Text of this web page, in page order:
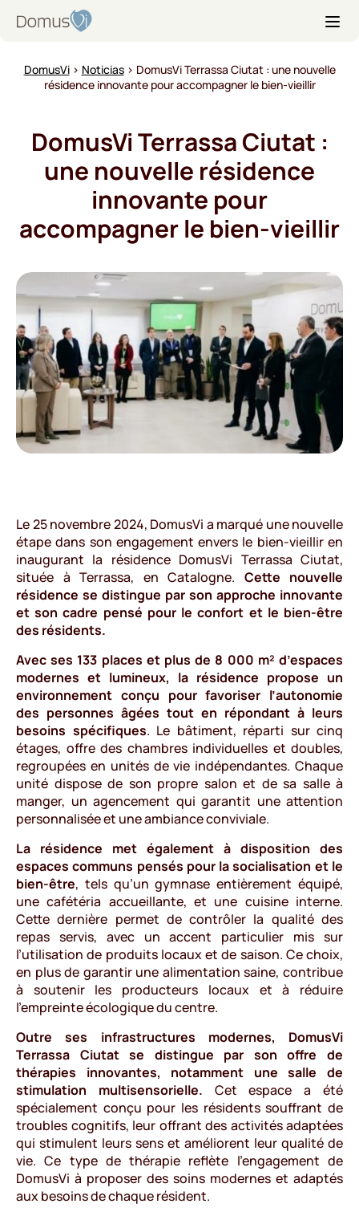
D
u
s
DomusVi› Noticias› DomusVi Terrassa Ciutat : une nouvelle
résidence innovante pour accompagner le bien-vieillir
DomusVi Terrassa Ciutat :
une nouvelle résidence
innovante pour
accompagner le bien-vieillir
Le 25 novembre 2024, DomusVi a marqué une nouvelle
étape dans son engagement envers le bien-vieillir en
inaugurant la résidence DomusVi Terrassa Ciutat,
située à Terrassa, en Catalogne. Cette nouvelle
résidence se distingue par son approche innovante
et son cadre pensé pour le confort et le bien-être
des résidents.
Avec ses 133 places et plus de 8 000 m² d’espaces
modernes et lumineux, la résidence propose un
environnement conçu pour favoriser l’autonomie
des personnes âgées tout en répondant à leurs
besoins spécifiques. Le bâtiment, réparti sur cinq
étages, offre des chambres individuelles et doubles,
regroupées en unités de vie indépendantes. Chaque
unité dispose de son propre salon et de sa salle à
manger, un agencement qui garantit une attention
personnalisée et une ambiance conviviale.
La résidence met également à disposition des
espaces communs pensés pour la socialisation et le
bien-être, tels qu’un gymnase entièrement équipé,
une cafétéria accueillante, et une cuisine interne.
Cette dernière permet de contrôler la qualité des
repas servis, avec un accent particulier mis sur
l’utilisation de produits locaux et de saison. Ce choix,
en plus de garantir une alimentation saine, contribue
à soutenir les producteurs locaux et à réduire
l’empreinte écologique du centre.
Outre ses infrastructures modernes, DomusVi
Terrassa Ciutat se distingue par son offre de
thérapies innovantes, notamment une salle de
stimulation multisensorielle. Cet espace a été
spécialement conçu pour les résidents souffrant de
troubles cognitifs, leur offrant des activités adaptées
qui stimulent leurs sens et améliorent leur qualité de
vie. Ce type de thérapie reflète l’engagement de
DomusVi à proposer des soins modernes et adaptés
aux besoins de chaque résident.